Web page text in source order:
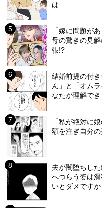
は
「嫁に問題が
母の驚きの見
張!?
結婚前提の付
ん」と「オム
なたが理解でき
「私が絶対に
額を注ぎ自分
夫が闇堕ちし
へつらう姿は
いとダメですか